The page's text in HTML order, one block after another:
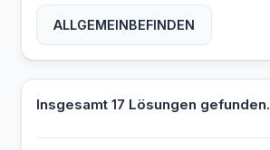
ALLGEMEINBEFINDEN
Insgesamt 17 Lösungen gefunden.